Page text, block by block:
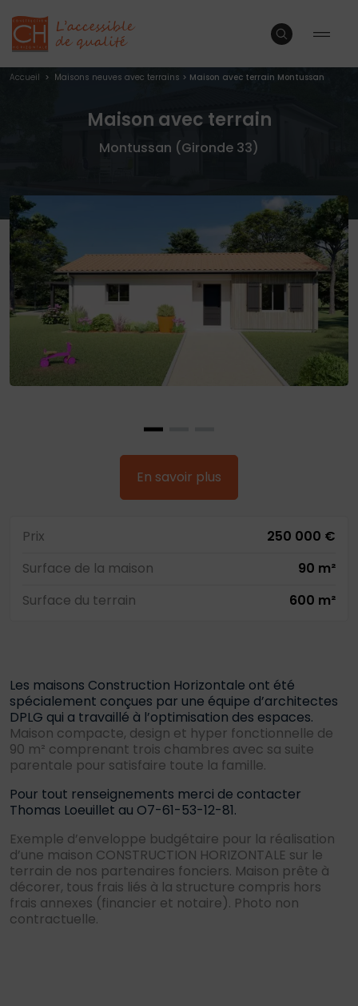
Accueil > Maisons neuves avec terrains > Maison avec terrain Montussan
Maison avec terrain
Montussan (Gironde 33)
En savoir plus
Prix
250 000 €
Surface de la maison
90 m²
Surface du terrain
600 m²
Les maisons Construction Horizontale ont été
spécialement conçues par une équipe d’architectes
DPLG qui a travaillé à l’optimisation des espaces.
Maison compacte, design et hyper fonctionnelle de
90 m² comprenant trois chambres avec sa suite
parentale pour satisfaire toute la famille.
Pour tout renseignements merci de contacter
Thomas Loeuillet au O7-61-53-12-81.
Exemple d’enveloppe budgétaire pour la réalisation
d’une maison CONSTRUCTION HORIZONTALE sur le
terrain de nos partenaires fonciers. Maison prête à
décorer, tous frais liés à la structure compris hors
frais annexes (financier et notaire). Photo non
contractuelle.